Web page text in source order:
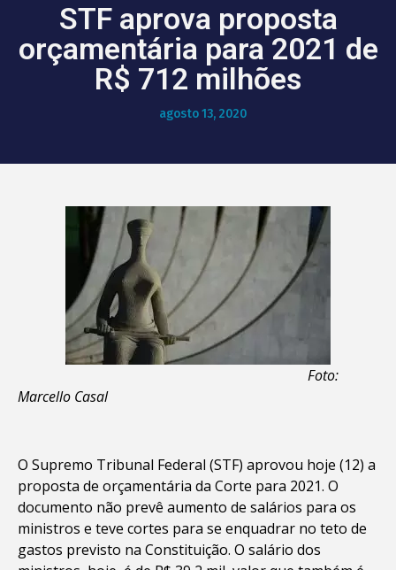
STF aprova proposta
orçamentária para 2021 de
R$ 712 milhões
agosto 13, 2020
Foto:
Marcello Casal
O Supremo Tribunal Federal (STF) aprovou hoje (12) a
proposta de orçamentária da Corte para 2021. O
documento não prevê aumento de salários para os
ministros e teve cortes para se enquadrar no teto de
gastos previsto na Constituição. O salário dos